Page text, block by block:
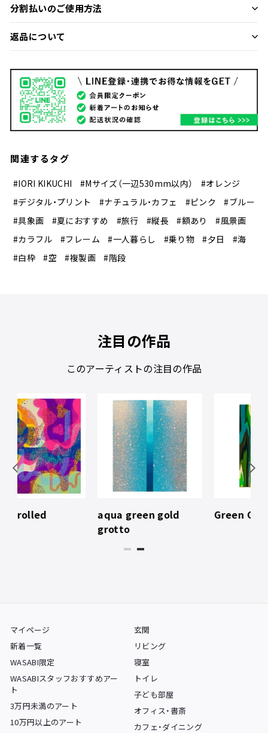
分割払いのご使用方法
返品について
関連するタグ
#IORI KIKUCHI #Mサイズ（一辺530mm以内）
#オレンジ
#デジタル・プリント
#ナチュラル・カフェ #ピンク
#ブルー
#具象画
#夏におすすめ #旅行 #縦長 #額あり
#風景画
#カラフル
#フレーム #一人暮らし #乗り物 #夕日
#海
#白枠
#空 #複製画 #階段
注目の作品
このアーティストの注目の作品
aqua green gold
Green Guardian
1 2
マイページ
新着一覧
WASABI限定
WASABIスタッフおすすめアー
ト
3万円未満のアート
10万円以上のアート
玄関
リビング
寝室
トイレ
子ども部屋
オフィス・書斎
カフェ・ダイニング